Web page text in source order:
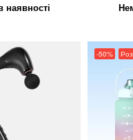
наявності
-50%